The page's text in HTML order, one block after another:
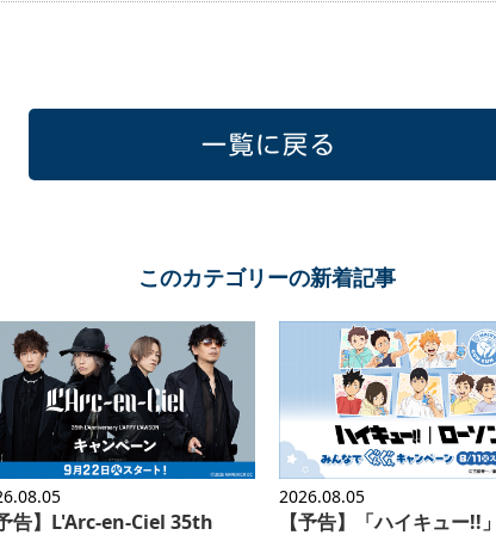
このカテゴリーの新着記事
告】L'Arc-en-Ciel 35th
2026.08.05
【予告】「ハイキュー!!